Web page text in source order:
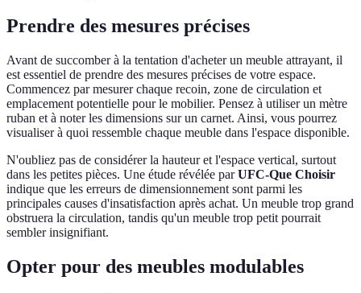
Prendre des mesures précises
Avant de succomber à la tentation d'acheter un meuble attrayant, il
est essentiel de prendre des mesures précises de votre espace.
Commencez par mesurer chaque recoin, zone de circulation et
emplacement potentielle pour le mobilier. Pensez à utiliser un mètre
ruban et à noter les dimensions sur un carnet. Ainsi, vous pourrez
visualiser à quoi ressemble chaque meuble dans l'espace disponible.
N'oubliez pas de considérer la hauteur et l'espace vertical, surtout
dans les petites pièces. Une étude révélée parUFC-Que Choisir
indique que les erreurs de dimensionnement sont parmi les
principales causes d'insatisfaction après achat. Un meuble trop grand
obstruera la circulation, tandis qu'un meuble trop petit pourrait
sembler insignifiant.
Opter pour des meubles modulables